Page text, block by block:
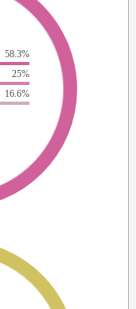
58.3%
25%
16.6%